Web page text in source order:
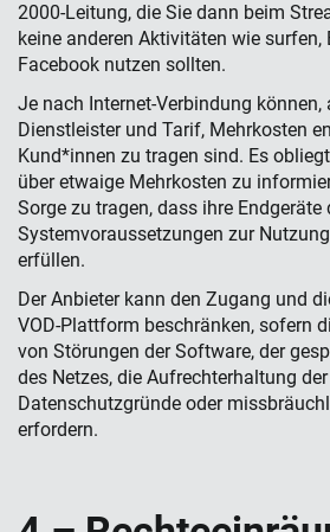
2000-Leitung, die Sie dann beim
keine anderen Aktivitäten wie surfen,
Facebook nutzen sollten.
Je nach Internet-Verbindung können,
Dienstleister und Tarif, Mehrkosten
Kund*innen zu tragen sind. Es
über etwaige Mehrkosten zu
Sorge zu tragen, dass ihre Endgeräte
Systemvoraussetzungen zur
erfüllen.
Der Anbieter kann den Zugang und
VOD-Plattform beschränken, sofern
von Störungen der Software, der
des Netzes, die Aufrechterhaltung
Datenschutzgründe oder
erfordern.